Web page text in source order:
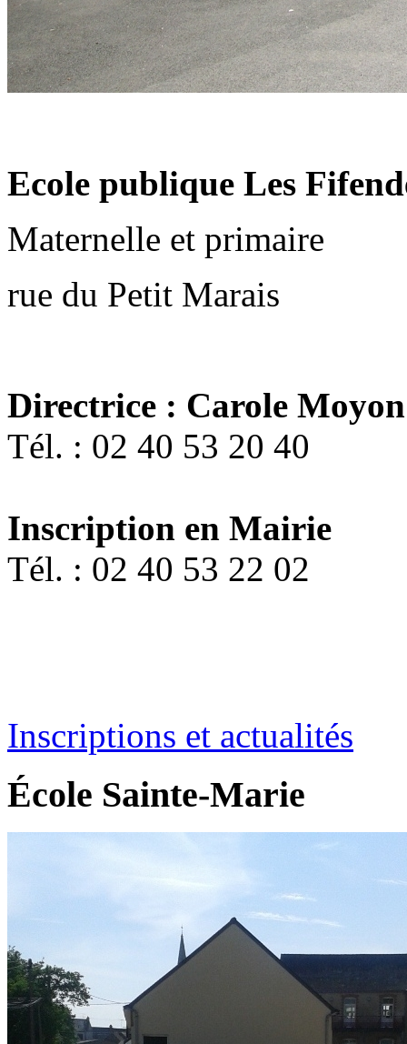
Ecole publique Les
Maternelle et primaire
rue du Petit Marais
Directrice : Carole Moyon
Tél. : 02 40 53 20 40
Inscription en Mairie
Tél. : 02 40 53 22 02
Inscriptions et actualités
École Sainte-Marie